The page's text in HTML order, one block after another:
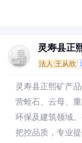
灵寿县正
法人:王从欣
灵寿县正熙矿产
营蛭石、云母、
环保及建筑领域
把控品质，专业